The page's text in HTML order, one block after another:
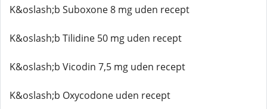
K&oslash;b Suboxone 8 mg uden recept
K&oslash;b Tilidine 50 mg uden recept
K&oslash;b Vicodin 7,5 mg uden recept
K&oslash;b Oxycodone uden recept